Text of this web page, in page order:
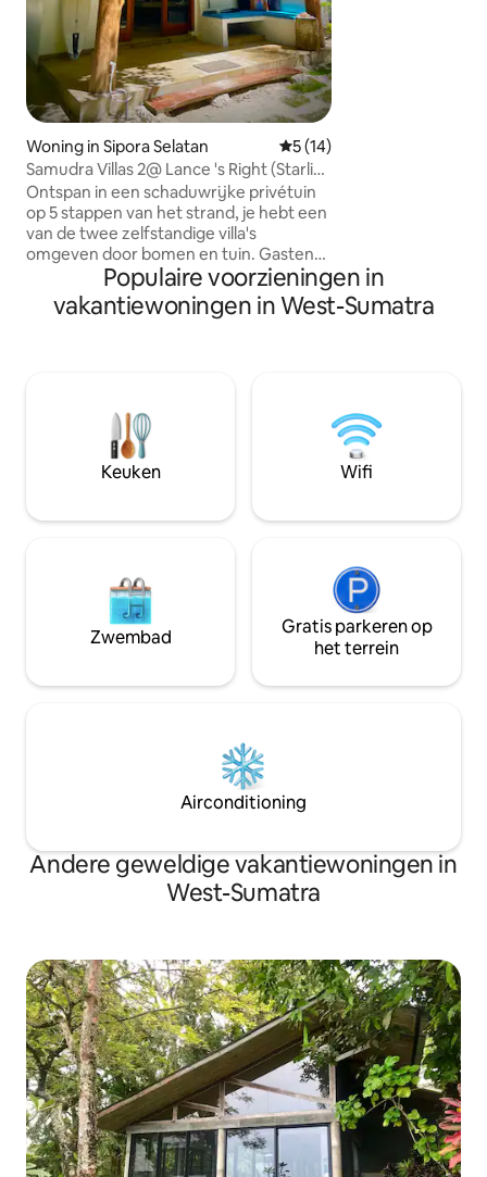
Woning in Sipora Selatan Gemiddelde beoordeling
5 (14)
Samudra Villas 2@ Lance 's Right (Starlink
WiFi/4G)
Ontspan in een schaduwrijke privétuin
op 5 stappen van het strand, je hebt een
van de twee zelfstandige villa's
omgeven door bomen en tuin. Gasten
genieten van onze toegang tot het
strand en de hut voor het bekijken van
de golven en het hebben van koffie of
minuten. Winkelen in het dorp voor
benodigdheden, koken in je eigen
keuken of zelfs uit eten gaan, je hebt de
vrijheid om je vakantie aan te passen.
Populaire voorzieningen in
vakantiewoningen in West-Sumatra
Keuken Wifi
Zwembad
Gratis parkeren op
het terrein
Airconditioning
Andere geweldige vakantiewoningen in
West-Sumatra